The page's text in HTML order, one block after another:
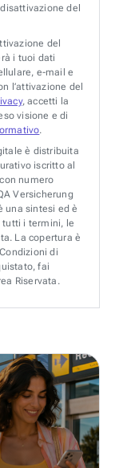
del
del
i tuoi dati
e-mail e
l’attivazione del
, accetti la
visione e di
.
è distribuita
iscritto al
numero
Versicherung
una sintesi ed è
tutti i termini, le
La copertura è
di
fai
Riservata.